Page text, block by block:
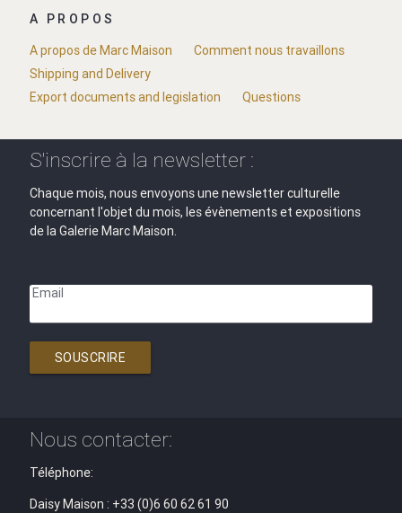
A PROPOS
A propos de Marc Maison
Comment nous travaillons
Shipping and Delivery
Export documents and legislation
Questions
S'inscrire à la newsletter :
Chaque mois, nous envoyons une newsletter culturelle
concernant l'objet du mois, les évènements et expositions
de la Galerie Marc Maison.
Email
SOUSCRIRE
Nous contacter:
Téléphone:
Daisy Maison : +33 (0)6 60 62 61 90